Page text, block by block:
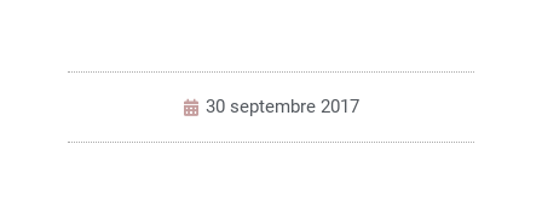
30 septembre 2017